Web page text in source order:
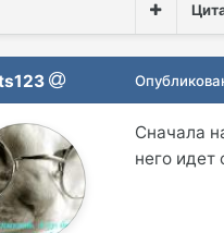
Сначала
него идет